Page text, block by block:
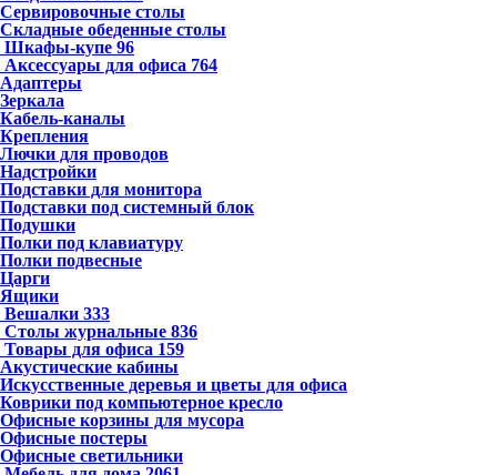
Сервировочные столы
Складные обеденные столы
Шкафы-купе 96
Аксессуары для офиса 764
Адаптеры
Зеркала
Кабель-каналы
Крепления
Лючки для проводов
Надстройки
Подставки для монитора
Подставки под системный блок
Подушки
Полки под клавиатуру
Полки подвесные
Царги
Ящики
Вешалки 333
Столы журнальные 836
Товары для офиса 159
Акустические кабины
Искусственные деревья и цветы для офиса
Коврики под компьютерное кресло
Офисные корзины для мусора
Офисные постеры
Офисные светильники